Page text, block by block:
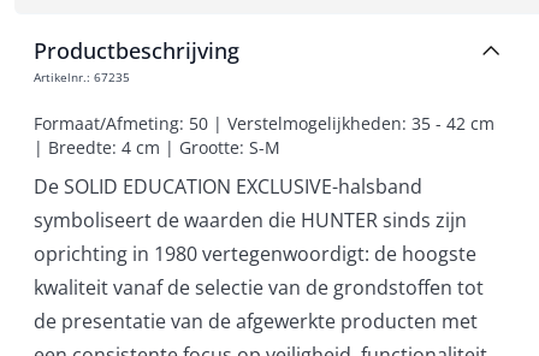
Productbeschrijving
Artikelnr.: 67235
Formaat/Afmeting: 50 | Verstelmogelijkheden: 35 - 42 cm
| Breedte: 4 cm | Grootte: S-M
De SOLID EDUCATION EXCLUSIVE-halsband
symboliseert de waarden die HUNTER sinds zijn
oprichting in 1980 vertegenwoordigt: de hoogste
kwaliteit vanaf de selectie van de grondstoffen tot
de presentatie van de afgewerkte producten met